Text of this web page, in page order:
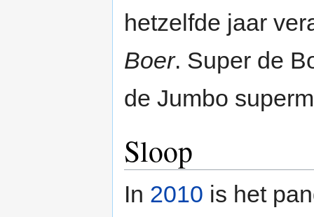
hetzelfde jaar
Boer. Super de
de Jumbo
Sloop
In 2010 is het